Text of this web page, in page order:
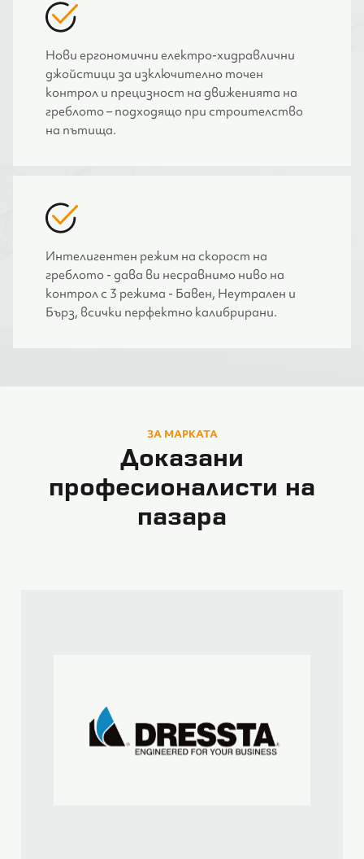
Нови ергономични електро-хидравлични
джойстици за изключително точен
контрол и прецизност на движенията на
греблото – подходящо при строителство
на пътища.
Интелигентен режим на скорост на
греблото - дава ви несравнимо ниво на
контрол с 3 режима - Бавен, Неутрален и
Бърз, всички перфектно калибрирани.
ЗА МАРКАТА
Доказани
професионалисти на
пазара